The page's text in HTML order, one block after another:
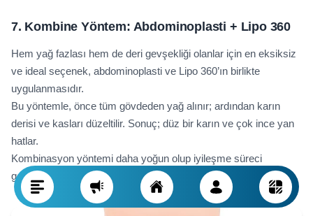
7. Kombine Yöntem: Abdominoplasti + Lipo 360
Hem yağ fazlası hem de deri gevşekliği olanlar için en eksiksiz
ve ideal seçenek, abdominoplasti ve Lipo 360’ın birlikte
uygulanmasıdır.
Bu yöntemle, önce tüm gövdeden yağ alınır; ardından karın
derisi ve kasları düzeltilir. Sonuç; düz bir karın ve çok ince yan
hatlar.
Kombinasyon yöntemi daha yoğun olup iyileşme süreci
genellikle üç-dört hafta sürer.